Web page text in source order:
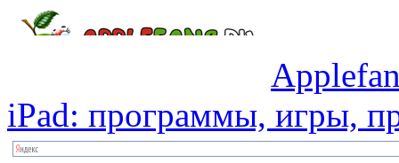
iPad: программы, игры,